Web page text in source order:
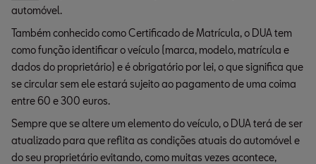
automóvel.
Também conhecido como Certificado de Matrícula, o DUA tem
como função identificar o veículo (marca, modelo, matrícula e
dados do proprietário) e é obrigatório por lei, o que significa que
se circular sem ele estará sujeito ao pagamento de uma coima
entre 60 e 300 euros.
Sempre que se altere um elemento do veículo, o DUA terá de ser
atualizado para que reflita as condições atuais do automóvel e
do seu proprietário evitando, como muitas vezes acontece,